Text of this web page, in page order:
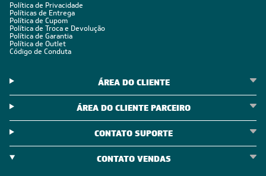
Política de Privacidade
Políticas de Entrega
Política de Cupom
Política de Troca e Devolução
Política de Garantia
Política de Outlet
Código de Conduta
ÁREA DO CLIENTE
ÁREA DO CLIENTE PARCEIRO
CONTATO SUPORTE
CONTATO VENDAS